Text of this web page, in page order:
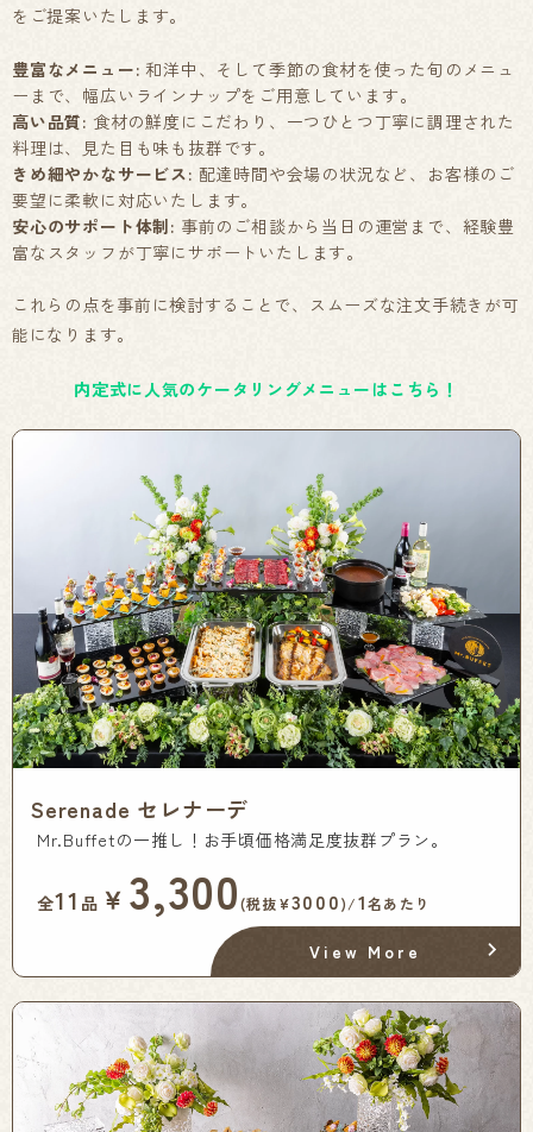
をご提案いたします。
豊富なメニュー: 和洋中、そして季節の食材を使った旬のメニュ
ーまで、幅広いラインナップをご用意しています。
高い品質: 食材の鮮度にこだわり、一つひとつ丁寧に調理された
料理は、見た目も味も抜群です。
きめ細やかなサービス: 配達時間や会場の状況など、お客様のご
要望に柔軟に対応いたします。
安心のサポート体制: 事前のご相談から当日の運営まで、経験豊
富なスタッフが丁寧にサポートいたします。
これらの点を事前に検討することで、スムーズな注文手続きが可
能になります。
内定式に人気のケータリングメニューはこちら！
Serenade セレナーデ
Mr.Buffetの一推し！お手頃価格満足度抜群プラン。
全11 品 ￥ 3,300(税抜¥3000)/1名あたり
View More